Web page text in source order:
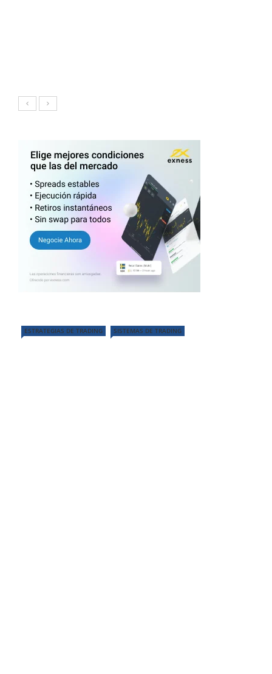
ESTRATEGIAS DE TRADING SISTEMAS DE TRADING